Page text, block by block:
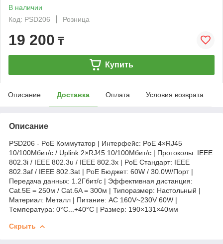
В наличии
Код: PSD206
Розница
19 200 ₸
Купить
Описание Доставка Оплата Условия возврата
Описание
PSD206 - PoE Коммутатор | Интерфейс: PoE 4×RJ45
10/100Мбит/с / Uplink 2×RJ45 10/100Мбит/с | Протоколы: IEEE
802.3i / IEEE 802.3u / IEEE 802.3x | PoE Стандарт: IEEE
802.3af / IEEE 802.3at | PoE Бюджет: 60W / 30.0W/Порт |
Передача данных: 1.2Гбит/с | Эффективная дистанция:
Cat.5E = 250м / Cat.6A = 300м | Типоразмер: Настольный |
Материал: Металл | Питание: AC 160V~230V 60W |
Температура: 0°C...+40°C | Размер: 190×131×40мм
Скрыть